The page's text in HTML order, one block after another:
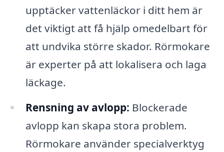
upptäcker vattenläckor i ditt hem är
det viktigt att få hjälp omedelbart för
att undvika större skador. Rörmokare
är experter på att lokalisera och laga
läckage.
Rensning av avlopp: Blockerade
avlopp kan skapa stora problem.
Rörmokare använder specialverktyg